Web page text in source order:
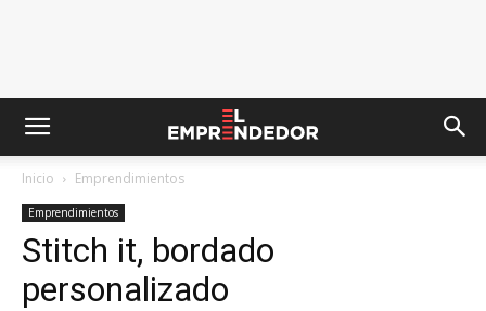
Inicio Emprendimientos
Emprendimientos
Stitch it, bordado
personalizado